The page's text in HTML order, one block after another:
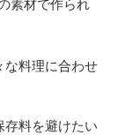
な料理に合わせ
料を避けたい